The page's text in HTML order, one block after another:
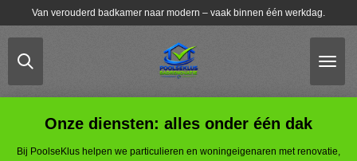
de
Van verouderd badkamer naar modern – vaak binnen één werkdag.
Onze diensten: alles onder één dak
Bij PoolseKlus helpen we particulieren en woningeigenaren met renovatie,